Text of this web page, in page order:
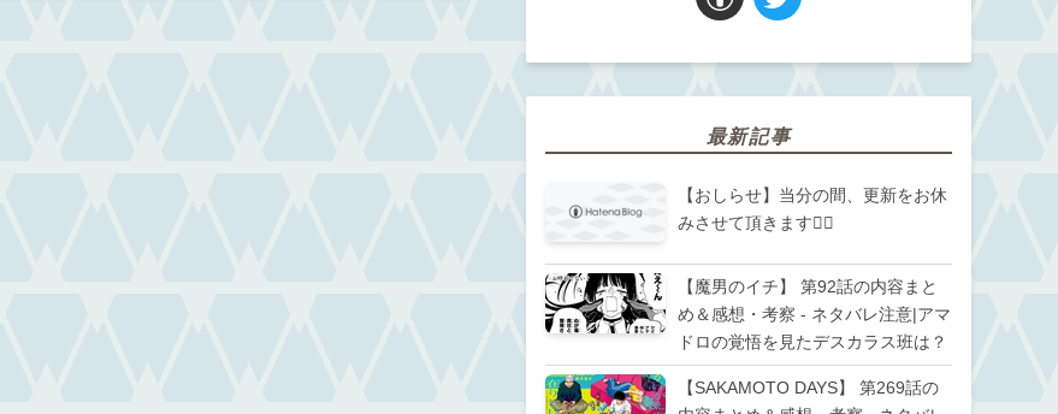
最新記事
【おしらせ】当分の間、更新をお休
みさせて頂きます🙇‍♂️
【魔男のイチ】 第92話の内容まと
め＆感想・考察 - ネタバレ注意|アマ
ドロの覚悟を見たデスカラス班は？
【SAKAMOTO DAYS】 第269話の